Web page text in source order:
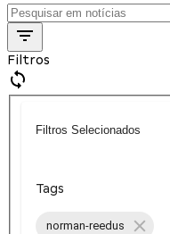
Filtros
Filtros Selecionados
Tags
norman-reedus